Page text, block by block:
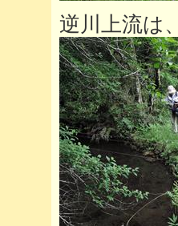
逆川上流は